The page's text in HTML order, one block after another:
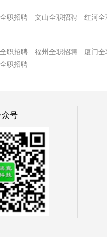
职招聘 文山全职招聘 红河
职招聘 福州全职招聘 厦门
职招聘
众号